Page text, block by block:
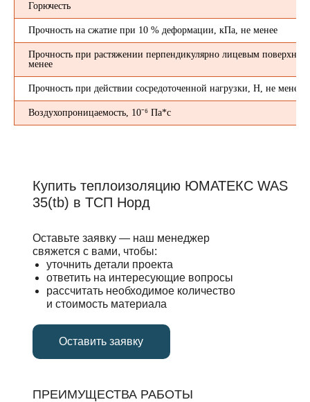
Горючесть
Прочность на сжатие при 10 % деформации, кПа, не менее
Прочность при растяжении перпендикулярно лицевым
менее
Прочность при действии сосредоточенной нагрузки, H, не менее
Воздухопроницаемость, 10⁻⁶ Па*с
Оставьте заявку — наш менеджер
свяжется с вами, чтобы:
уточнить детали проекта
ответить на интересующие вопросы
рассчитать необходимое количество
и стоимость материала
Купить теплоизоляцию ЮМАТЕКС WAS
35(tb) в ТСП Норд
ПРЕИМУЩЕСТВА РАБОТЫ
Оставить заявку